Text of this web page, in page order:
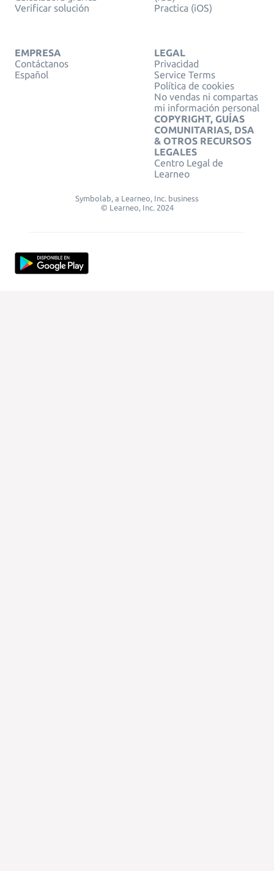
Verificar solución
Practica (iOS)
EMPRESA
Contáctanos
Español
LEGAL
Privacidad
Service Terms
Política de cookies
No vendas ni compartas
mi información personal
COPYRIGHT, GUÍAS
COMUNITARIAS, DSA
& OTROS RECURSOS
LEGALES
Centro Legal de
Learneo
Symbolab, a Learneo, Inc. business
© Learneo, Inc. 2024